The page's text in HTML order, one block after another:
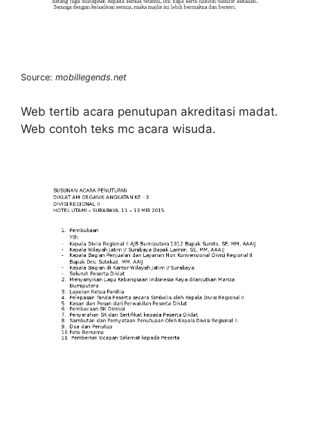
Source: mobillegends.net
Web tertib acara penutupan akreditasi madat.
Web contoh teks mc acara wisuda.